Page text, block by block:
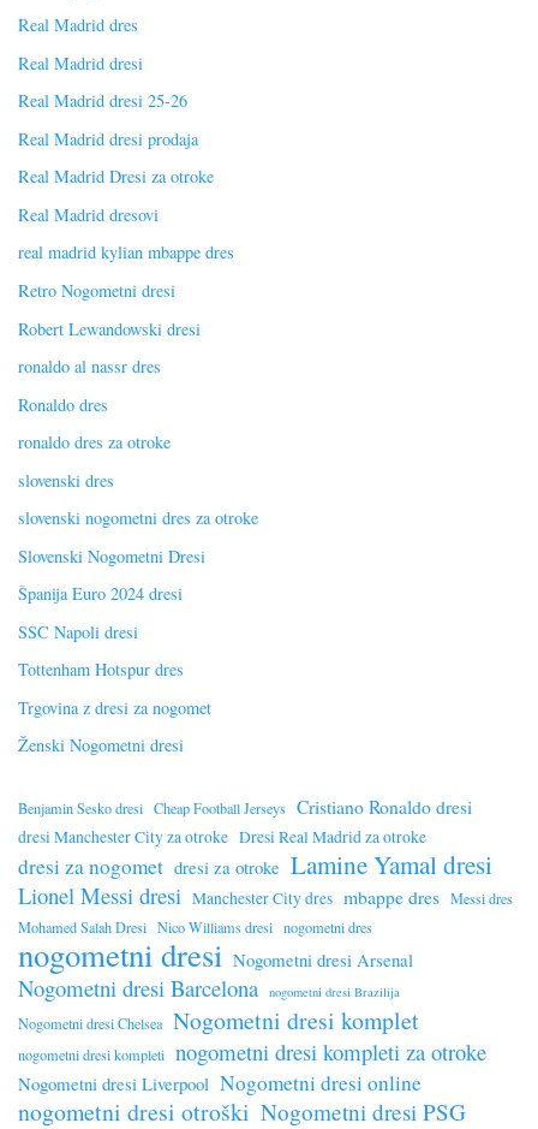
Real Madrid dres
Real Madrid dresi
Real Madrid dresi 25-26
Real Madrid dresi prodaja
Real Madrid Dresi za otroke
Real Madrid dresovi
real madrid kylian mbappe dres
Retro Nogometni dresi
Robert Lewandowski dresi
ronaldo al nassr dres
Ronaldo dres
ronaldo dres za otroke
slovenski dres
slovenski nogometni dres za otroke
Slovenski Nogometni Dresi
Španija Euro 2024 dresi
SSC Napoli dresi
Tottenham Hotspur dres
Trgovina z dresi za nogomet
Ženski Nogometni dresi
Benjamin Sesko dresi Cheap Football Jerseys Cristiano Ronaldo dresi
dresi Manchester City za otroke Dresi Real Madrid za otroke
dresi za nogomet dresi za otroke Lamine Yamal dresi
Lionel Messi dresi Manchester City dres mbappe dres Messi dres
Mohamed Salah Dresi Nico Williams dresi nogometni dres
nogometni dresi Nogometni dresi Arsenal
Nogometni dresi Barcelona nogometni dresi Brazilija
Nogometni dresi Chelsea Nogometni dresi komplet
nogometni dresi kompleti nogometni dresi kompleti za otroke
Nogometni dresi Liverpool Nogometni dresi online
nogometni dresi otroški Nogometni dresi PSG